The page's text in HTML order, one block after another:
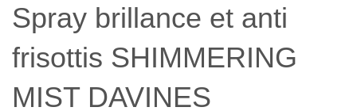
Spray brillance et anti
frisottis SHIMMERING
MIST DAVINES